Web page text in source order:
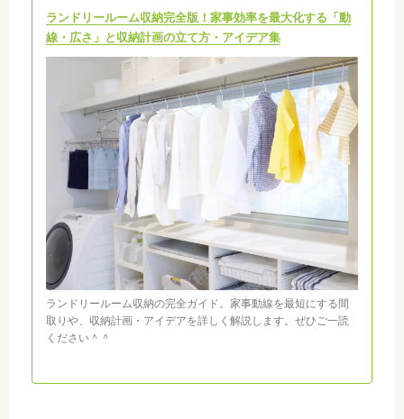
ランドリールーム収納完全版！家事効率を最大化する「動
線・広さ」と収納計画の立て方・アイデア集
ランドリールーム収納の完全ガイド。家事動線を最短にする間
取りや、収納計画・アイデアを詳しく解説します。ぜひご一読
ください＾＾